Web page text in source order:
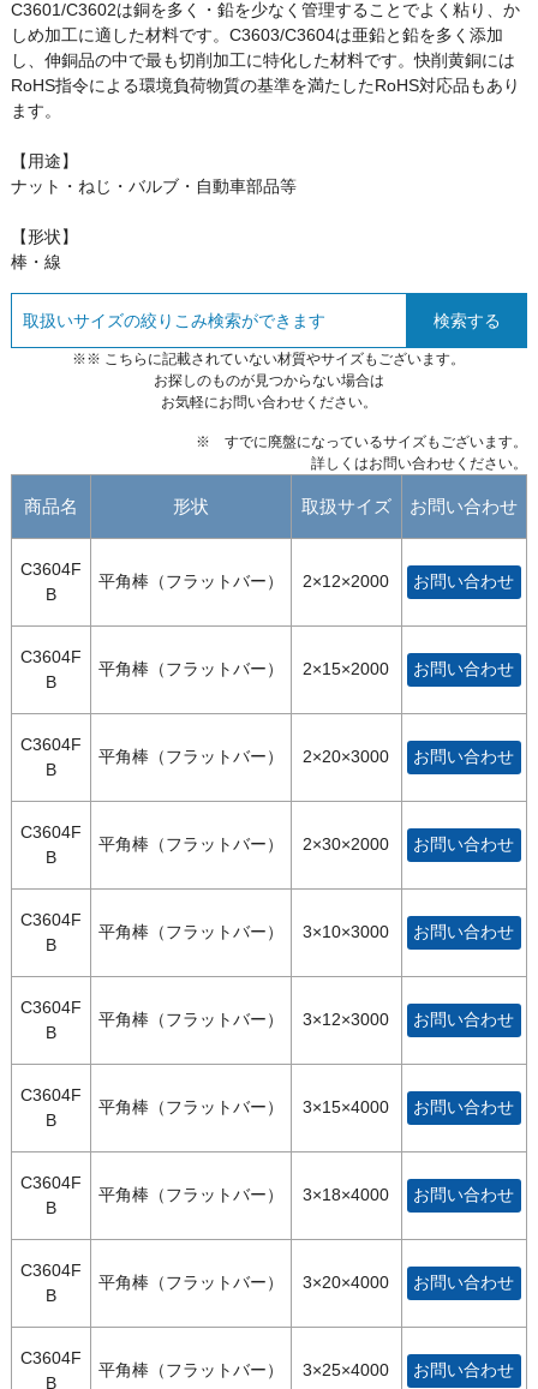
C3601/C3602は銅を多く・鉛を少なく管理することでよく粘り、か
しめ加工に適した材料です。C3603/C3604は亜鉛と鉛を多く添加
し、伸銅品の中で最も切削加工に特化した材料です。快削黄銅には
RoHS指令による環境負荷物質の基準を満たしたRoHS対応品もあり
ます。
【用途】
ナット・ねじ・バルブ・自動車部品等
【形状】
棒・線
検索する
※※ こちらに記載されていない材質やサイズもございます。
お探しのものが見つからない場合は
お気軽にお問い合わせください。
※ すでに廃盤になっているサイズもございます。
詳しくはお問い合わせください。
商品名 形状 取扱サイズ お問い合わせ
C3604F
B
平角棒（フラットバー） 2×12×2000 お問い合わせ
C3604F
B
平角棒（フラットバー） 2×15×2000 お問い合わせ
C3604F
B
平角棒（フラットバー） 2×20×3000 お問い合わせ
C3604F
B
平角棒（フラットバー） 2×30×2000 お問い合わせ
C3604F
B
平角棒（フラットバー） 3×10×3000 お問い合わせ
C3604F
B
平角棒（フラットバー） 3×12×3000 お問い合わせ
C3604F
B
平角棒（フラットバー） 3×15×4000 お問い合わせ
C3604F
B
平角棒（フラットバー） 3×18×4000 お問い合わせ
C3604F
B
平角棒（フラットバー） 3×20×4000 お問い合わせ
C3604F
B
平角棒（フラットバー） 3×25×4000 お問い合わせ